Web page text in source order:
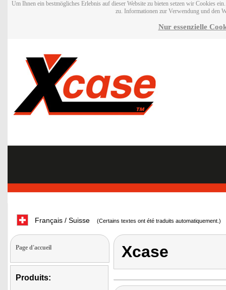
Um Ihnen ein bestmögliches Erlebnis auf dieser Website zu bieten setzen wir Cookies
zu. Informationen zur Verwendung und den
Nur essenzielle
Français / Suisse (Certains textes ont été traduits automatiquement.)
Page d'accueil
Produits:
Xcase